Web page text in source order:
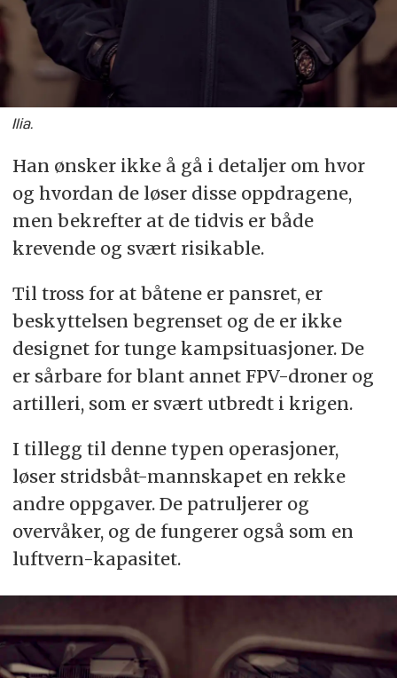
Ilia.
Han ønsker ikke å gå i detaljer om hvor
og hvordan de løser disse oppdragene,
men bekrefter at de tidvis er både
krevende og svært risikable.
Til tross for at båtene er pansret, er
beskyttelsen begrenset og de er ikke
designet for tunge kampsituasjoner. De
er sårbare for blant annet FPV-droner og
artilleri, som er svært utbredt i krigen.
I tillegg til denne typen operasjoner,
løser stridsbåt-mannskapet en rekke
andre oppgaver. De patruljerer og
overvåker, og de fungerer også som en
luftvern-kapasitet.